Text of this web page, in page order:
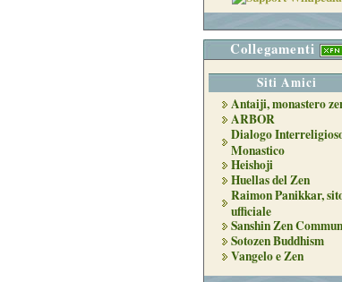
Collegamenti
Siti Amici
Antaiji, monastero
ARBOR
Dialogo
Monastico
Heishoji
Huellas del Zen
Raimon Panikkar,
ufficiale
Sanshin Zen
Sotozen Buddhism
Vangelo e Zen